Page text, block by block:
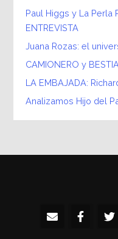
Paul Higgs y La Perla
ENTREVISTA
Juana Rozas: el
CAMIONERO y
LA EMBAJADA:
Analizamos Hijo del